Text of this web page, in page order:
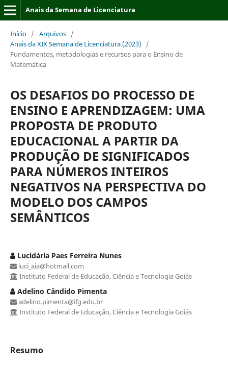
Anais da Semana de Licenciatura
Início / Arquivos /
Anais da XIX Semana de Licenciatura (2023)
/
Fundamentos, metodologias e recursos para o Ensino de
Matemática
OS DESAFIOS DO PROCESSO DE
ENSINO E APRENDIZAGEM: UMA
PROPOSTA DE PRODUTO
EDUCACIONAL A PARTIR DA
PRODUÇÃO DE SIGNIFICADOS
PARA NÚMEROS INTEIROS
NEGATIVOS NA PERSPECTIVA DO
MODELO DOS CAMPOS
SEMÂNTICOS
Lucidária Paes Ferreira Nunes
luci_aia@hotmail.com
Instituto Federal de Educação, Ciência e Tecnologia Goiás
Adelino Cândido Pimenta
adelino.pimenta@ifg.edu.br
Instituto Federal de Educação, Ciência e Tecnologia Goiás
Resumo